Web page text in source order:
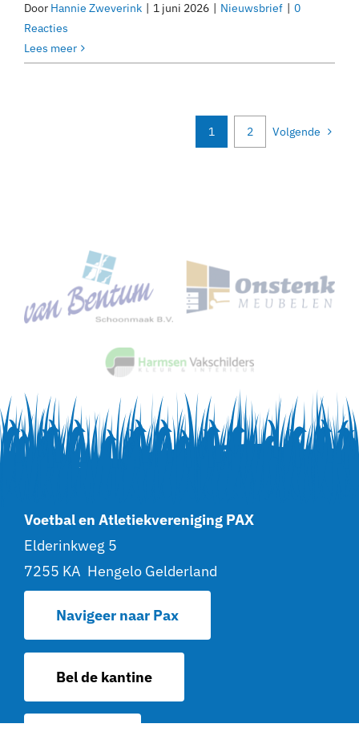
Door Hannie Zweverink | 1 juni 2026 | Nieuwsbrief | 0
Reacties
Lees meer
1 2 Volgende
Voetbal en Atletiekvereniging PAX
Elderinkweg 5
7255 KA Hengelo Gelderland
Navigeer naar Pax
Bel de kantine